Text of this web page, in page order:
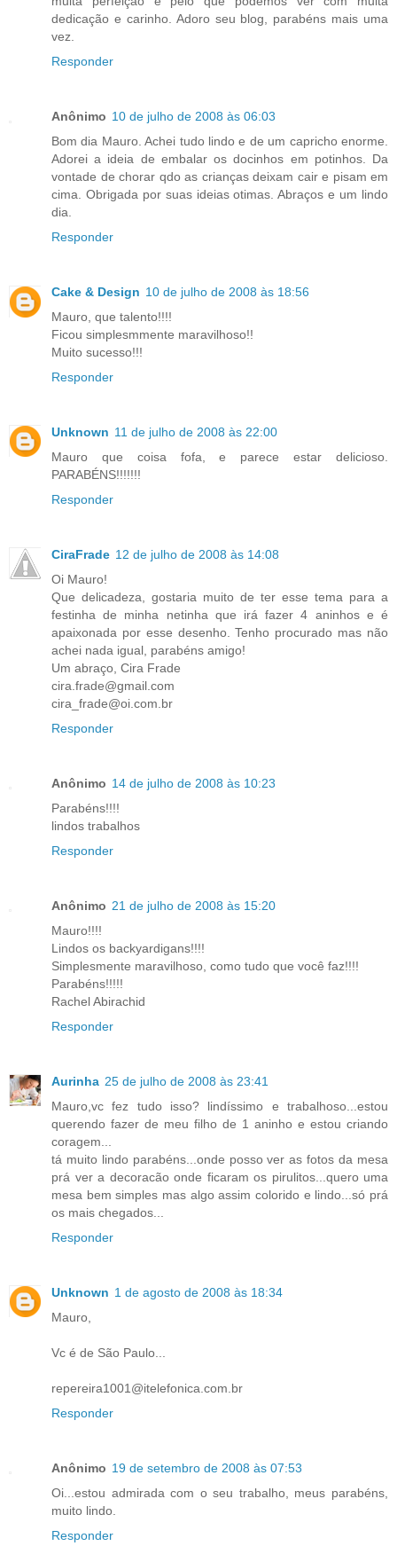
dedicação e carinho. Adoro seu blog, parabéns mais uma
vez.
Responder
Anônimo 10 de julho de 2008 às 06:03
Bom dia Mauro. Achei tudo lindo e de um capricho enorme.
Adorei a ideia de embalar os docinhos em potinhos. Da
vontade de chorar qdo as crianças deixam cair e pisam em
cima. Obrigada por suas ideias otimas. Abraços e um lindo
dia.
Responder
Cake & Design 10 de julho de 2008 às 18:56
Mauro, que talento!!!!
Ficou simplesmmente maravilhoso!!
Muito sucesso!!!
Responder
Unknown 11 de julho de 2008 às 22:00
Mauro que coisa fofa, e parece estar delicioso.
PARABÉNS!!!!!!!
Responder
CiraFrade 12 de julho de 2008 às 14:08
Oi Mauro!
Que delicadeza, gostaria muito de ter esse tema para a
festinha de minha netinha que irá fazer 4 aninhos e é
apaixonada por esse desenho. Tenho procurado mas não
achei nada igual, parabéns amigo!
Um abraço, Cira Frade
cira.frade@gmail.com
cira_frade@oi.com.br
Responder
Anônimo 14 de julho de 2008 às 10:23
Parabéns!!!!
lindos trabalhos
Responder
Anônimo 21 de julho de 2008 às 15:20
Mauro!!!!
Lindos os backyardigans!!!!
Simplesmente maravilhoso, como tudo que você faz!!!!
Parabéns!!!!!
Rachel Abirachid
Responder
Aurinha 25 de julho de 2008 às 23:41
Mauro,vc fez tudo isso? lindíssimo e trabalhoso...estou
querendo fazer de meu filho de 1 aninho e estou criando
coragem...
tá muito lindo parabéns...onde posso ver as fotos da mesa
prá ver a decoracão onde ficaram os pirulitos...quero uma
mesa bem simples mas algo assim colorido e lindo...só prá
os mais chegados...
Responder
Unknown 1 de agosto de 2008 às 18:34
Mauro,
Vc é de São Paulo...
repereira1001@itelefonica.com.br
Responder
Anônimo 19 de setembro de 2008 às 07:53
Oi...estou admirada com o seu trabalho, meus parabéns,
muito lindo.
Responder